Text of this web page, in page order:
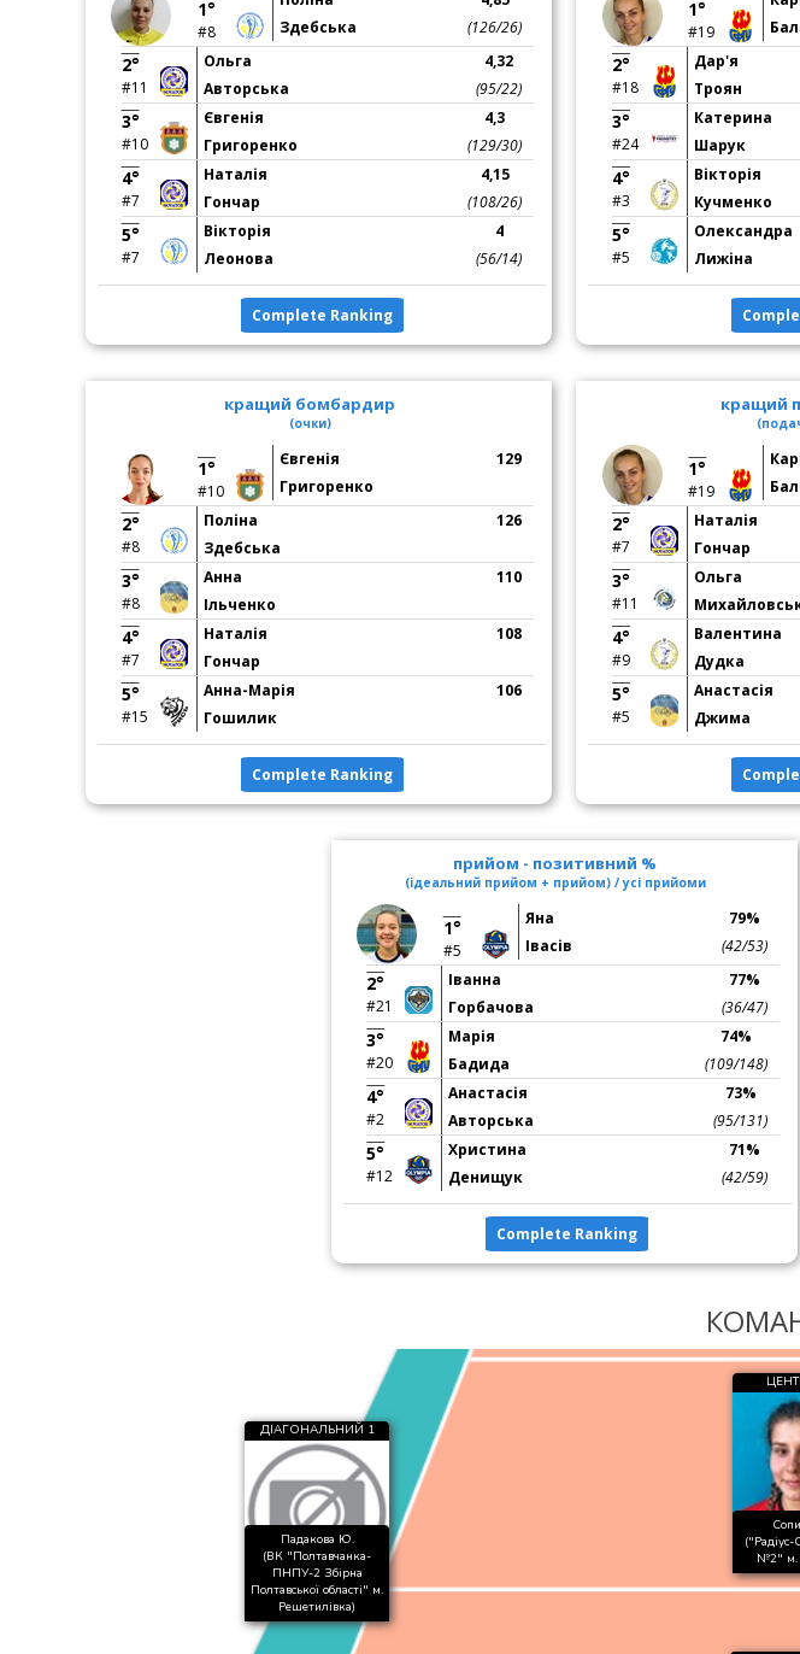
1°
#8
Здебська
(126/26)
2°
#11
Ольга
Авторська
4,32
(95/22)
3°
#10
Євгенія
Григоренко
4,3
(129/30)
4°
#7
Наталія
Гончар
4,15
(108/26)
5°
#7
Вікторія
Леонова
4
(56/14)
Complete Ranking
1°
#19
2°
#18
Дар'я
Троян
3°
#24
Катерина
Шарук
4°
#3
Вікторія
Кучменко
5°
#5
Олександра
Лижіна
кращий бомбардир
(очки)
1°
#10
Євгенія
Григоренко
129
2°
#8
Поліна
Здебська
126
3°
#8
Анна
Ільченко
110
4°
#7
Наталія
Гончар
108
5°
#15
Анна-Марія
Гошилик
106
Complete Ranking
кращий
1°
#19
2°
#7
Наталія
Гончар
3°
#11
Ольга
4°
#9
Валентина
Дудка
5°
#5
Анастасія
Джима
прийом - позитивний %
(ідеальний прийом + прийом) / усі прийоми
1°
#5
Яна
Івасів
79%
(42/53)
2°
#21
Іванна
Горбачова
77%
(36/47)
3°
#20
Марія
Бадида
74%
(109/148)
4°
#2
Анастасія
Авторська
73%
(95/131)
5°
#12
Христина
Денищук
71%
(42/59)
Complete Ranking
ДІАГОНАЛЬНИЙ 1
Падакова Ю.
(ВК "Полтавчанка-
ПНПУ-2 Збірна
Полтавської області" м.
Решетилівка)
№2" м.